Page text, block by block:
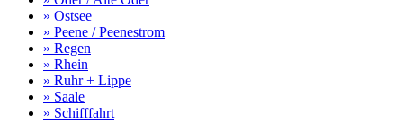
» Ostsee
» Peene / Peenestrom
» Regen
» Rhein
» Ruhr + Lippe
» Saale
» Schifffahrt